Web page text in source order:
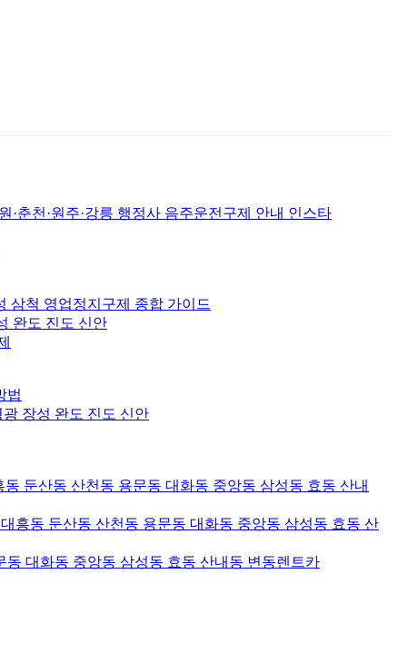
춘천·원주·강릉 행정사 음주운전구제 안내 인스타
삼척 영업정지구제 종합 가이드
완도 진도 신안
법
장성 완도 진도 신안
둔산동 산천동 용문동 대화동 중앙동 삼성동 효동 산내
흥동 둔산동 산천동 용문동 대화동 중앙동 삼성동 효동 산
대화동 중앙동 삼성동 효동 산내동 변동렌트카